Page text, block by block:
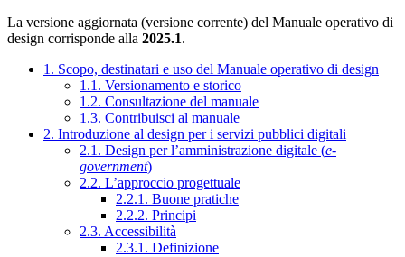
La versione aggiornata (versione corrente) del Manuale operativo di
design corrisponde alla 2025.1.
1. Scopo, destinatari e uso del Manuale operativo di design
1.1. Versionamento e storico
1.2. Consultazione del manuale
1.3. Contribuisci al manuale
2. Introduzione al design per i servizi pubblici digitali
2.1. Design per l’amministrazione digitale (e-
government)
2.2. L’approccio progettuale
2.2.1. Buone pratiche
2.2.2. Principi
2.3. Accessibilità
2.3.1. Definizione